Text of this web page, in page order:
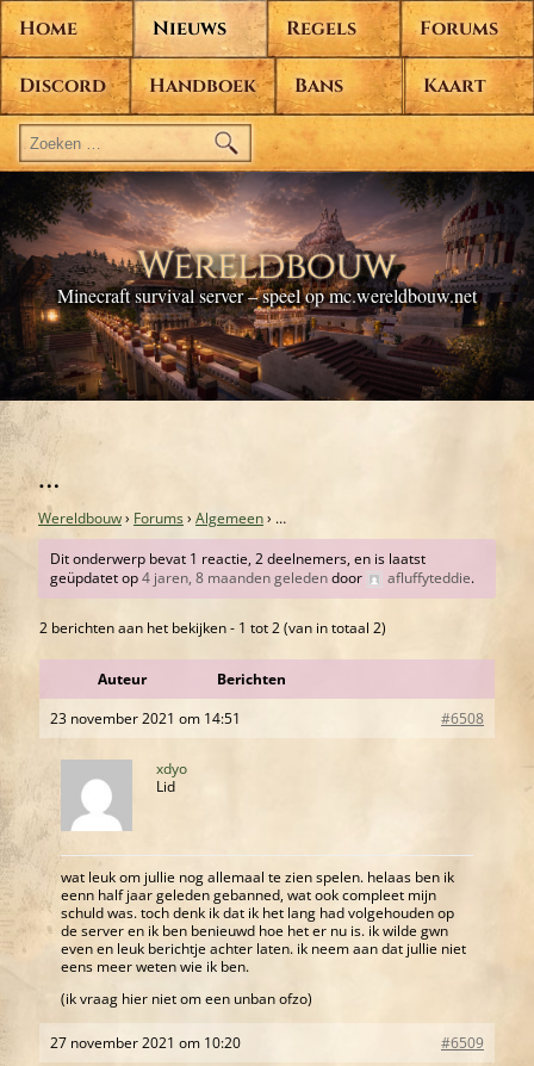
Home Nieuws Regels Forums
Discord Handboek Bans
Kaart
Zoeken
naar:
Wereldbouw
Minecraft survival server – speel op mc.wereldbouw.net
…
Wereldbouw› Forums› Algemeen› …
Dit onderwerp bevat 1 reactie, 2 deelnemers, en is laatst
geüpdatet op4 jaren, 8 maanden geledendoor afluffyteddie.
2 berichten aan het bekijken - 1 tot 2 (van in totaal 2)
Auteur
Berichten
23 november 2021 om 14:51
#6508
xdyo
Lid
wat leuk om jullie nog allemaal te zien spelen. helaas ben ik
eenn half jaar geleden gebanned, wat ook compleet mijn
schuld was. toch denk ik dat ik het lang had volgehouden op
de server en ik ben benieuwd hoe het er nu is. ik wilde gwn
even en leuk berichtje achter laten. ik neem aan dat jullie niet
eens meer weten wie ik ben.
(ik vraag hier niet om een unban ofzo)
27 november 2021 om 10:20 #6509